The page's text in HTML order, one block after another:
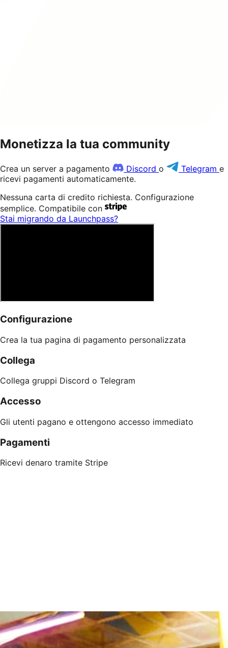
Monetizza la tua community
Crea un server a pagamento Discord o Telegram e
ricevi pagamenti automaticamente.
Nessuna carta di credito richiesta. Configurazione
semplice. Compatibile con
Stai migrando da Patreon?
Configurazione
Crea la tua pagina di pagamento personalizzata
Collega
Collega gruppi Discord o Telegram
Accesso
Gli utenti pagano e ottengono accesso immediato
Pagamenti
Ricevi denaro tramite Stripe